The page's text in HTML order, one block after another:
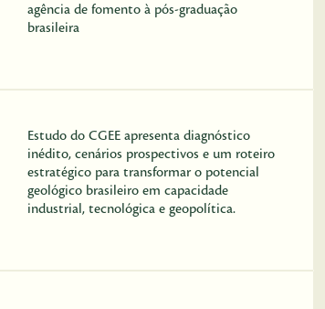
agência de fomento à pós-graduação
brasileira
Estudo do CGEE apresenta diagnóstico
inédito, cenários prospectivos e um roteiro
estratégico para transformar o potencial
geológico brasileiro em capacidade
industrial, tecnológica e geopolítica.